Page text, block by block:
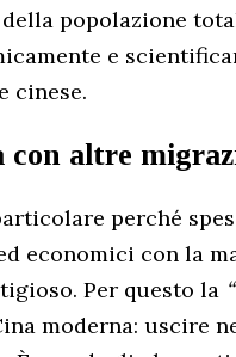
popolazione
e
cinese.
con altre
perché
economici con la
Per questo la
moderna: uscire